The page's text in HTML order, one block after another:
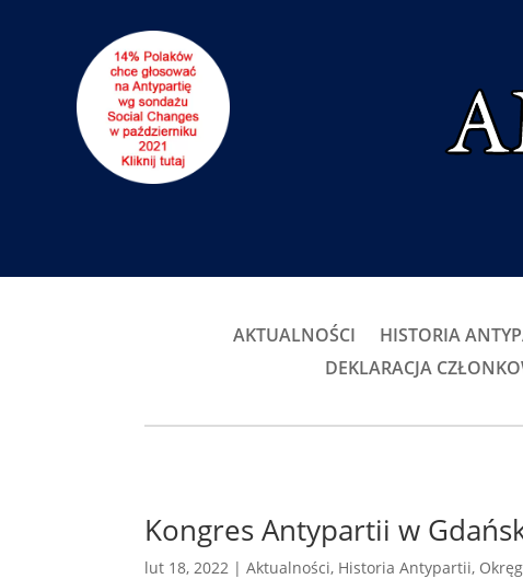
AKTUALNOŚCI HISTORIA
DEKLARACJA
Kongres Antypartii w
lut 18, 2022 | Aktualności, Historia Antypartii,